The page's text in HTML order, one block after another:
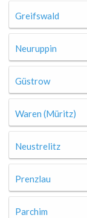
Greifswald
Neuruppin
Güstrow
Waren (Müritz)
Neustrelitz
Prenzlau
Parchim